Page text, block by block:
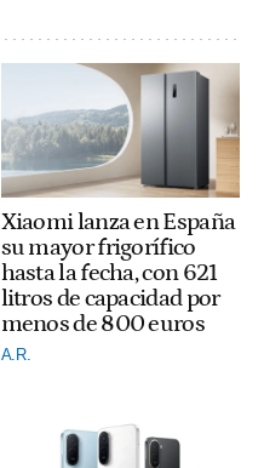
Xiaomi lanza en España
su mayor frigorífico
hasta la fecha, con 621
litros de capacidad por
menos de 800 euros
A.R.